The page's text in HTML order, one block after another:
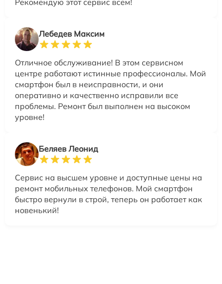
Лебедев Максим
Отличное обслуживание! В этом сервисном
центре работают истинные профессионалы. Мой
смартфон был в неисправности, и они
оперативно и качественно исправили все
проблемы. Ремонт был выполнен на высоком
уровне!
Беляев Леонид
Сервис на высшем уровне и доступные цены на
ремонт мобильных телефонов. Мой смартфон
быстро вернули в строй, теперь он работает как
новенький!